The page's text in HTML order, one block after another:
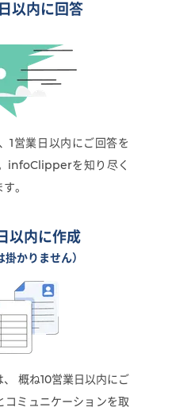
以内に回答
1営業日以内にご回答を
infoClipperを知り尽く
。
以内に作成
掛かりません）
概ね10営業日以内にご
コミュニケーションを取